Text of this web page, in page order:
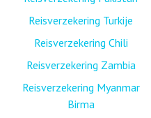
Reisverzekering Turkije
Reisverzekering Chili
Reisverzekering Zambia
Reisverzekering Myanmar
Birma